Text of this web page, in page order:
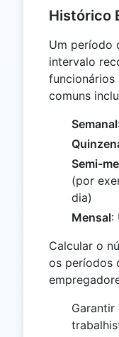
Histórico
Um período
intervalo
funcionários
comuns
Semanal
Semi-
(por
dia)
Mensal:
Calcular o
os períodos